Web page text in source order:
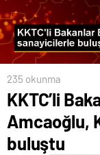
235 okunma
KKTC’li
Amcaoğlu,
buluştu